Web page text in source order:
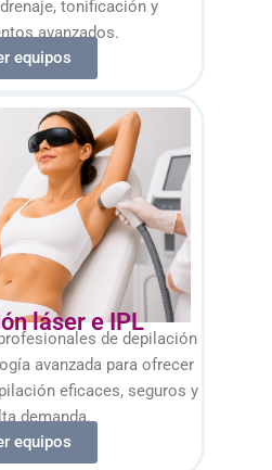
tonificación y
avanzados.
equipos
láser e IPL
de depilación
avanzada para ofrecer
eficaces, seguros y
demanda.
equipos